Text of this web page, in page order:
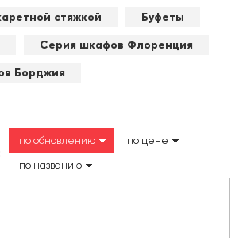
стяжкой Буфеты
Серия шкафов Флоренция
Борджия
по обновлению по цене
по названию